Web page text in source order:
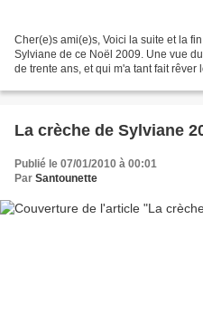
Cher(e)s ami(e)s, Voici la suite et la
Sylviane de ce Noël 2009. Une vue
de trente ans, et qui m'a tant fait
La crèche de Sylviane
Publié le 07/01/2010 à 00:01
Par Santounette